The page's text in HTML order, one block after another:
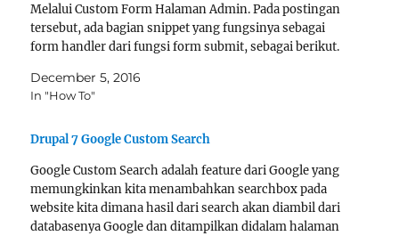
Melalui Custom Form Halaman Admin. Pada postingan
tersebut, ada bagian snippet yang fungsinya sebagai
form handler dari fungsi form submit, sebagai berikut.
mymodule_set_default_header_image_form_submit
($form, &$form_state){
= FILE_STATUS_PERMANENT;
['#file']); } fungsi di atas gunanya untuk…
December 5, 2016
In "How To"
Drupal 7 Google Custom Search
Google Custom Search adalah feature dari Google yang
memungkinkan kita menambahkan searchbox pada
website kita dimana hasil dari search akan diambil dari
databasenya Google dan ditampilkan didalam halaman